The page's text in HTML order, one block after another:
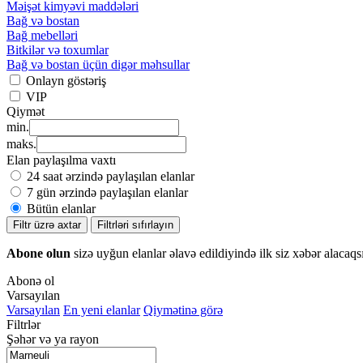
Məişət kimyəvi maddələri
Bağ və bostan
Bağ mebelləri
Bitkilər və toxumlar
Bağ və bostan üçün digər məhsullar
Onlayn göstəriş
VIP
Qiymət
min.
maks.
Elan paylaşılma vaxtı
24 saat ərzində paylaşılan elanlar
7 gün ərzində paylaşılan elanlar
Bütün elanlar
Filtr üzrə axtar Filtrləri sıfırlayın
Abone olun sizə uyğun elanlar əlavə edildiyində ilk siz xəbər
Abonə ol
Varsayılan
Varsayılan En yeni elanlar Qiymətinə görə
Filtrlər
Şəhər və ya rayon